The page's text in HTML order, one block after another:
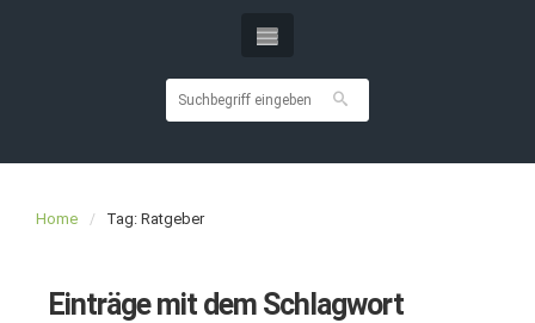
Home Tag: Ratgeber
Einträge mit dem Schlagwort